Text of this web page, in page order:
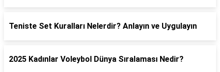
Teniste Set Kuralları Nelerdir? Anlayın ve Uygulayın
2025 Kadınlar Voleybol Dünya Sıralaması Nedir?